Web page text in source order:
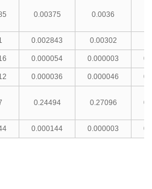
0.00375 0.0036
0.002843 0.00302
0.000054 0.000003
0.000036 0.000046
0.24494 0.27096
0.000144 0.000003